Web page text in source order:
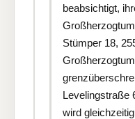
beabsichtigt,
Stümper 18,
Levelingstraße
wird